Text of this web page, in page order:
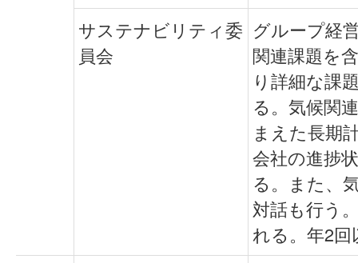
サステナビリティ委
員会
グループ経
関連課題を
り詳細な課
る。気候関
まえた長期
会社の進捗
る。また、
対話も行う
れる。年2回